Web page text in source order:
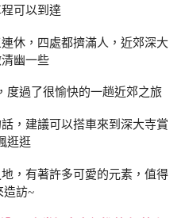
可以到達
休，四處都擠滿人，近郊深大
幽一些
度過了很愉快的一趟近郊之旅
，建議可以搭車來到深大寺賞
逛逛
，有著許多可愛的元素，值得
造訪~